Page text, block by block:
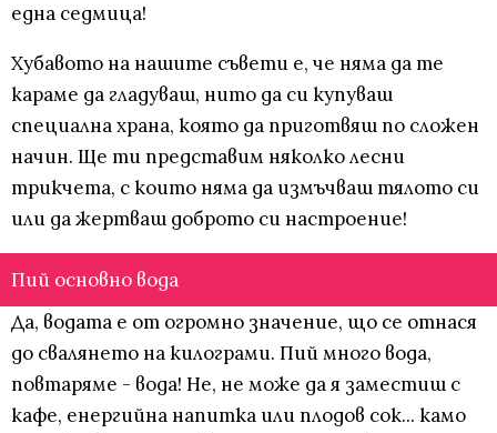
една седмица!
Хубавото на нашите съвети е, че няма да те
караме да гладуваш, нито да си купуваш
специална храна, която да приготвяш по сложен
начин. Ще ти представим няколко лесни
трикчета, с които няма да измъчваш тялото си
или да жертваш доброто си настроение!
Пий основно вода
Да, водата е от огромно значение, що се отнася
до свалянето на килограми. Пий много вода,
повтаряме - вода! Не, не може да я заместиш с
кафе, енергийна напитка или плодов сок... камо